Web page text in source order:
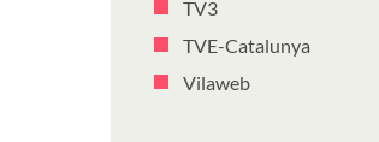
TV3
TVE-Catalunya
Vilaweb